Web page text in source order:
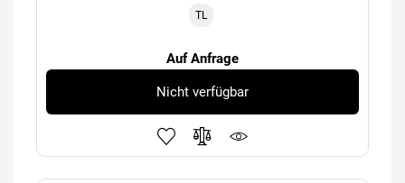
TL
Auf Anfrage
Nicht verfügbar